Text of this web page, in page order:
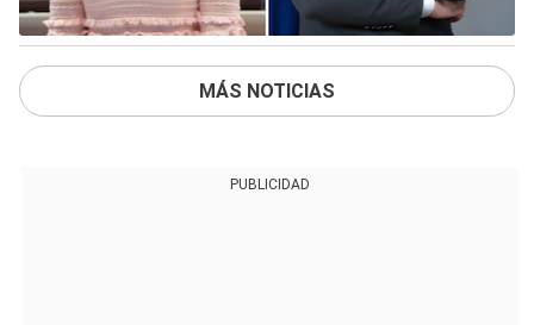
MÁS NOTICIAS
PUBLICIDAD